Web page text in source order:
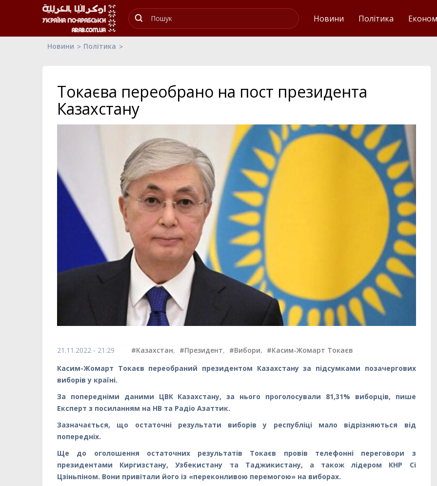
Новини Політика
Новини Політика
Токаєва переобрано на пост президента
Казахстану
21.11.2022 - 21:29 #Казахстан, #Президент, #Вибори, #Касим-Жомарт Токаєв
Касим-Жомарт Токаєв переобраний президентом Казахстану за підсумками позачергових
виборів у країні.
За попередніми даними ЦВК Казахстану, за нього проголосували 81,31% виборців, пише
Експерт з посиланням на НВ та Радіо Азаттик.
Зазначається, що остаточні результати виборів у республіці мало відрізняються від
попередніх.
Ще до оголошення остаточних результатів Токаєв провів телефонні переговори з
президентами Киргизстану, Узбекистану та Таджикистану, а також лідером КНР Сі
Цзіньпіном. Вони привітали його із «переконливою перемогою» на виборах.